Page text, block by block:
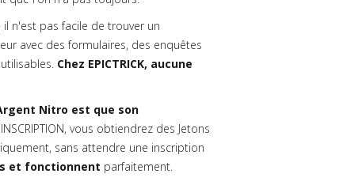
n'est pas facile de trouver un
avec des formulaires, des enquêtes
Chez EPICTRICK, aucune
Nitro est que son
vous obtiendrez des Jetons
sans attendre une inscription
et fonctionnent parfaitement.